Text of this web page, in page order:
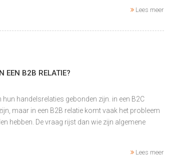
Lees meer
EEN B2B RELATIE?
handelsrelaties gebonden zijn. in een B2C
maar in een B2B relatie komt vaak het probleem
hebben. De vraag rijst dan wie zijn algemene
Lees meer